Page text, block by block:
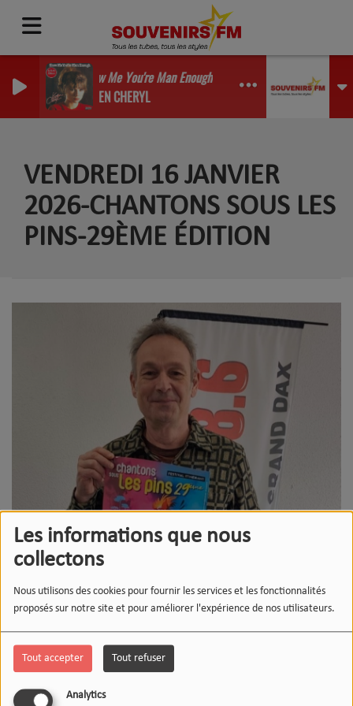
Les informations que nous
collectons
Nous utilisons des cookies pour fournir les services et les fonctionnalités
proposés sur notre site et pour améliorer l'expérience de nos utilisateurs.
Tout accepter Tout refuser
Analytics
Show Me You're Man Enough
KAREN CHERYL
VENDREDI 16 JANVIER
2026-CHANTONS SOUS LES
PINS-29ÈME ÉDITION